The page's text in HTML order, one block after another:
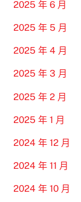
2025 年 6 月
2025 年 5 月
2025 年 4 月
2025 年 3 月
2025 年 2 月
2025 年 1 月
2024 年 12 月
2024 年 11 月
2024 年 10 月